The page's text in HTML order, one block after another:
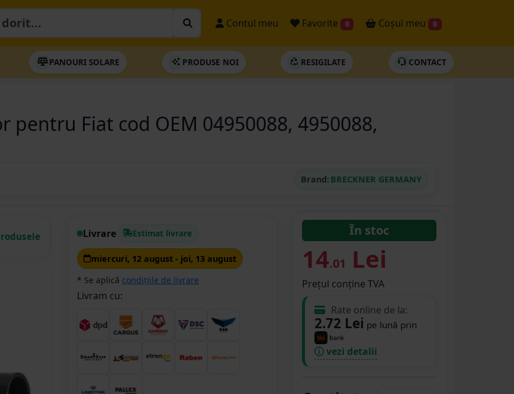
Contul meu Favorite 0 Coșul meu 0
PANOURI SOLARE PRODUSE NOI RESIGILATE CONTACT
Fiat cod OEM 04950088, 4950088,
Brand: BRECKNER GERMANY
Livrare Estimat livrare
miercuri, 12 august - joi, 13 august
* Se aplică condițiile de livrare
Livram cu:
În stoc
14.01 Lei
Prețul conține TVA
Rate online de la:
2.72 Lei pe lună prin
vezi detalii